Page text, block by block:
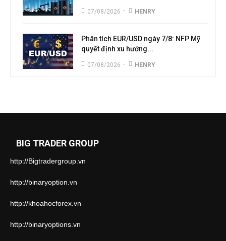
07/08/2026 - HENRY
Phân tích EUR/USD ngày 7/8: NFP Mỹ
quyết định xu hướng...
07/08/2026 - HENRY
BIG TRADER GROUP
http://Bigtradergroup.vn
http://binaryoption.vn
http://khoahocforex.vn
http://binaryoptions.vn